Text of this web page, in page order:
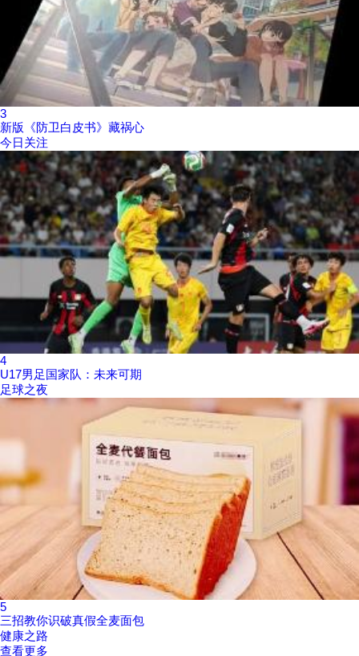
3
新版《防卫白皮书》藏祸心
今日关注
4
U17男足国家队：未来可期
足球之夜
5
三招教你识破真假全麦面包
健康之路
查看更多